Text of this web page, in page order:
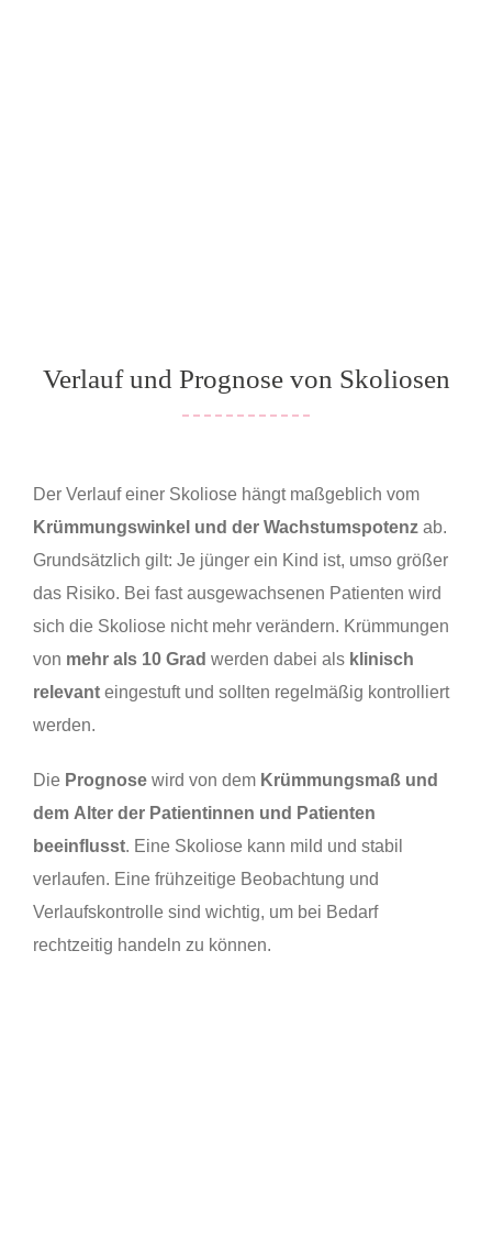
Verlauf und Prognose von Skoliosen
Der Verlauf einer Skoliose hängt maßgeblich vom
Krümmungswinkel und der Wachstumspotenz ab.
Grundsätzlich gilt: Je jünger ein Kind ist, umso größer
das Risiko. Bei fast ausgewachsenen Patienten wird
sich die Skoliose nicht mehr verändern. Krümmungen
von mehr als 10 Grad werden dabei als klinisch
relevant eingestuft und sollten regelmäßig kontrolliert
werden.
Die Prognose wird von dem Krümmungsmaß und
dem Alter der Patientinnen und Patienten
beeinflusst. Eine Skoliose kann mild und stabil
verlaufen. Eine frühzeitige Beobachtung und
Verlaufskontrolle sind wichtig, um bei Bedarf
rechtzeitig handeln zu können.